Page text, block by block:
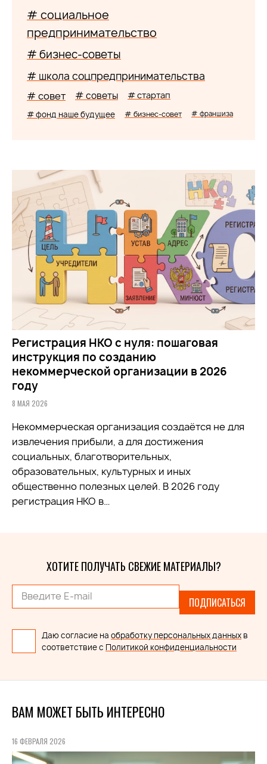
# социальное
предпринимательство
# бизнес-советы
# школа соцпредпринимательства
# совет # советы # стартап
# фонд наше будущее # бизнес-совет # франшиза
Регистрация НКО с нуля: пошаговая
инструкция по созданию
некоммерческой организации в 2026
году
8 МАЯ 2026
Некоммерческая организация создаётся не для
извлечения прибыли, а для достижения
социальных, благотворительных,
образовательных, культурных и иных
общественно полезных целей. В 2026 году
регистрация НКО в…
ХОТИТЕ ПОЛУЧАТЬ СВЕЖИЕ МАТЕРИАЛЫ?
ПОДПИСАТЬСЯ
Даю согласие на обработку персональных данных в
соответствие с Политикой конфиденциальности
ВАМ МОЖЕТ БЫТЬ ИНТЕРЕСНО
16 ФЕВРАЛЯ 2026